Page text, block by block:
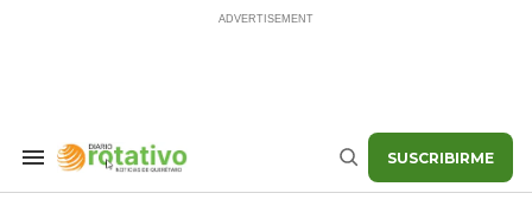
Search
Buscar SUSCRIBIRME